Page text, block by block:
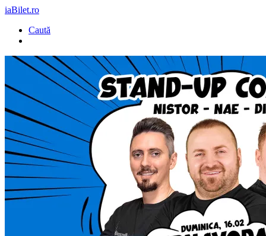
iaBilet.ro
Caută